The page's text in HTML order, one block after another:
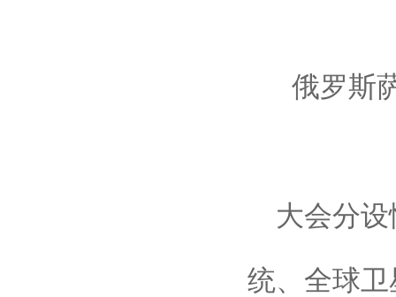
俄罗斯
大会分
统、全球